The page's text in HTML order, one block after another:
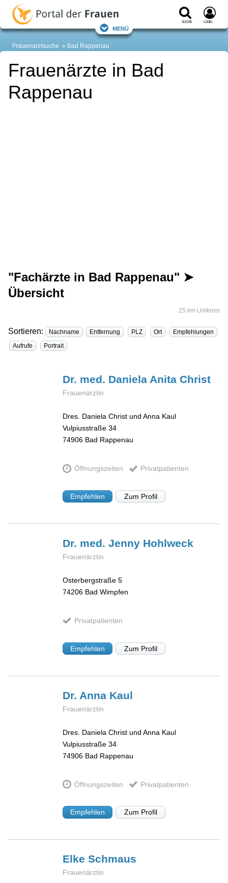
Suche Login
Menü
Frauenarztsuche Bad Rappenau
Frauenärzte in Bad
Rappenau
"Fachärzte in Bad Rappenau" ➤
Übersicht
25 km Umkreis
Sortieren: Nachname Entfernung PLZ Ort
Empfehlungen
Aufrufe
Portrait
Dr. med. Daniela AnitaChrist
Frauenärztin
Dres. Daniela Christ und Anna Kaul
Vulpiusstraße 34
74906 Bad Rappenau
Öffnungszeiten Privatpatienten
Empfehlen Zum Profil
Dr. med. Jenny Hohlweck
Frauenärztin
Osterbergstraße 5
74206 Bad Wimpfen
Privatpatienten
Empfehlen Zum Profil
Dr. Anna Kaul
Frauenärztin
Dres. Daniela Christ und Anna Kaul
Vulpiusstraße 34
74906 Bad Rappenau
Öffnungszeiten Privatpatienten
Empfehlen Zum Profil
ElkeSchmaus
Frauenärztin